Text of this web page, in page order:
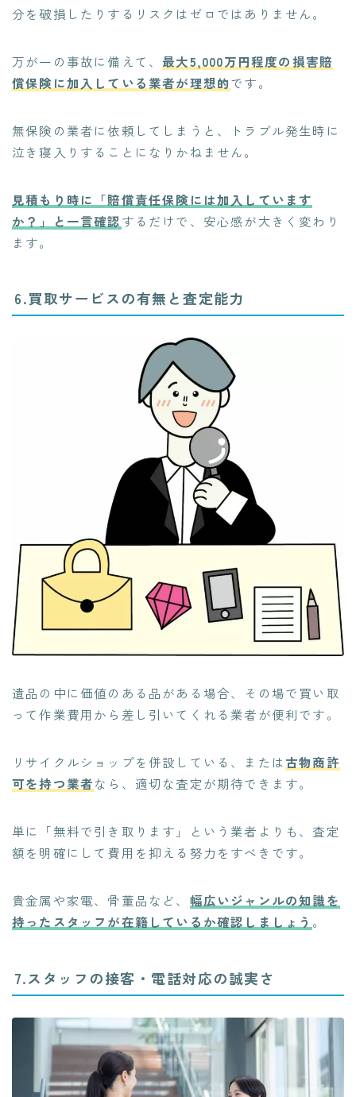
分を破損したりするリスクはゼロではありません。
万が一の事故に備えて、最大5,000万円程度の損害賠
償保険に加入している業者が理想的です。
無保険の業者に依頼してしまうと、トラブル発生時に
泣き寝入りすることになりかねません。
見積もり時に「賠償責任保険には加入しています
か？」と一言確認するだけで、安心感が大きく変わり
ます。
6.買取サービスの有無と査定能力
遺品の中に価値のある品がある場合、その場で買い取
って作業費用から差し引いてくれる業者が便利です。
リサイクルショップを併設している、または古物商許
可を持つ業者なら、適切な査定が期待できます。
単に「無料で引き取ります」という業者よりも、査定
額を明確にして費用を抑える努力をすべきです。
貴金属や家電、骨董品など、 幅広いジャンルの知識を
持ったスタッフが在籍しているか確認しましょう 。
7.スタッフの接客・電話対応の誠実さ